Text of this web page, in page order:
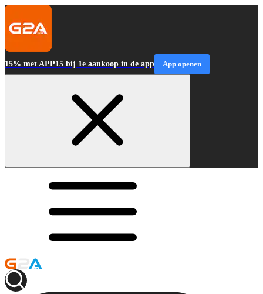
15% met APP15 bij 1e aankoop in de app App openen